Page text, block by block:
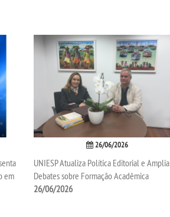
em
26/06/2026
UNIESP Atualiza Política Editorial e Amplia
Debates sobre Formação Acadêmica
26/06/2026